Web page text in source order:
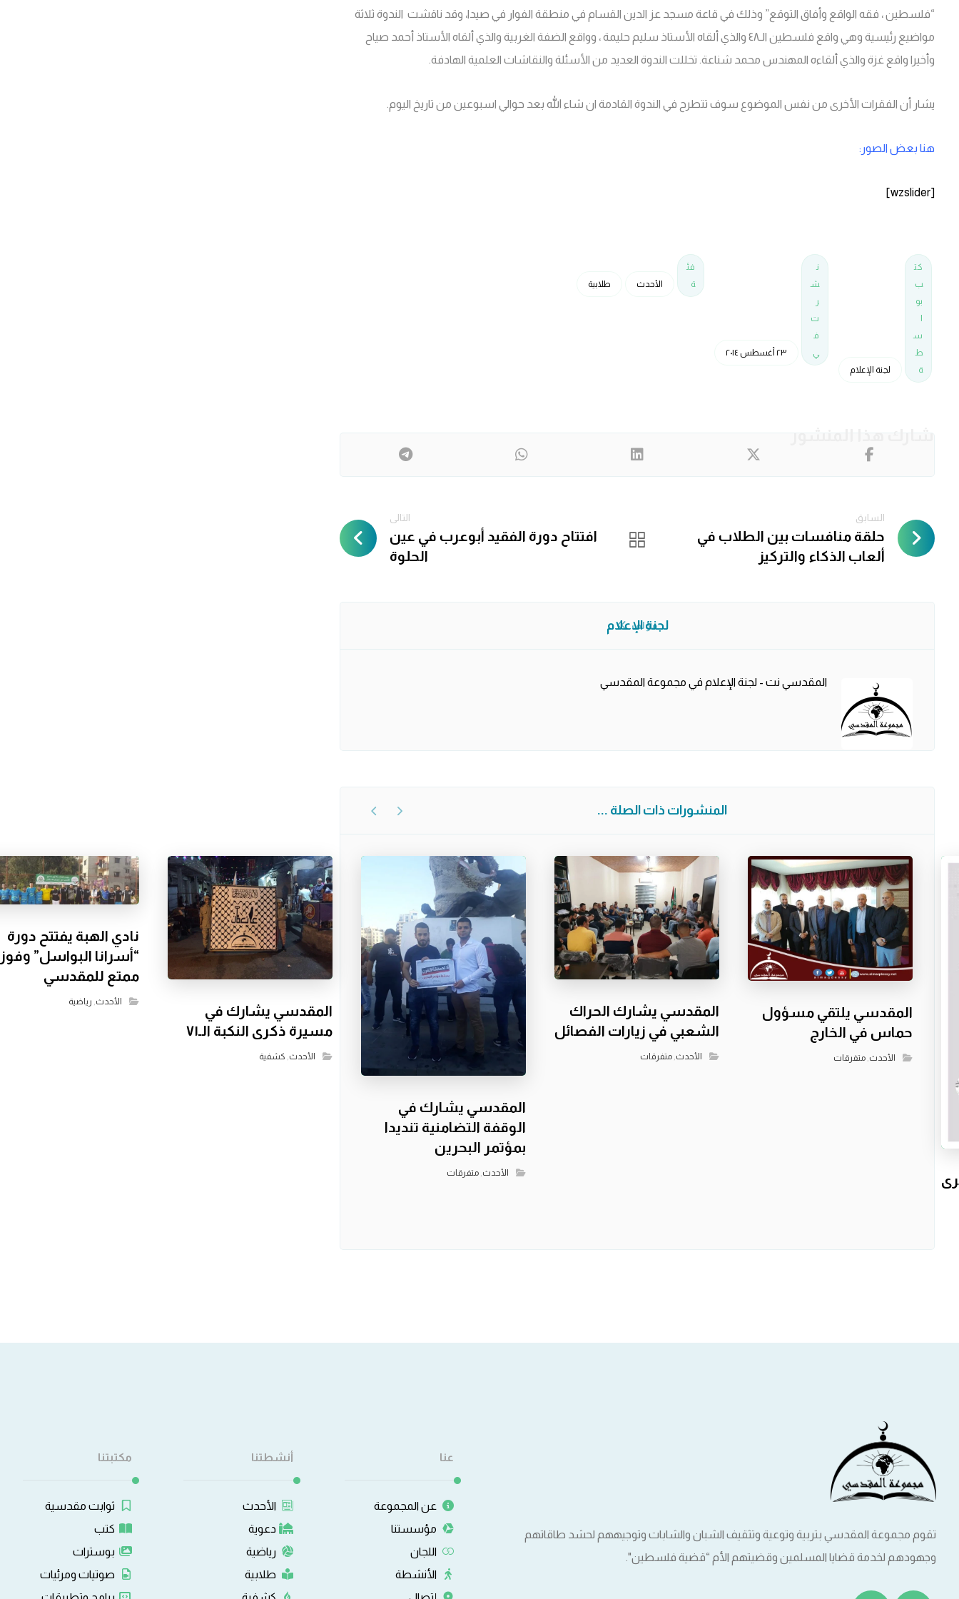
“فلسطين ، فقه الواقع وأفاق التوقع” وذلك في قاعة مسجد عز الدين القسام في منطقة الفوار في صيدا، وقد ناقشت الندوة ثلاثة
مواضيع رئيسية وهي واقع فلسطين الـ٤٨ والذي ألقاه الأستاذ سليم حليمة ، وواقع الضفة الغربية والذي ألقاه الأستاذ أحمد صياح
وأخيرا واقع غزة والذي ألقاءه المهندس محمد شناعة. تخللت الندوة العديد من الأسئلة والنقاشات العلمية الهادفة.
يشار أن الفقرات الأخرى من نفس الموضوع سوف تتطرح في الندوة القادمة ان شاء الله بعد حوالي اسبوعين من تاريخ اليوم.
هنا بعض الصور:
[wzslider]
كت
ب
بو
س
ط
ة
لجنة الإعلام
ن
ش
ر
ت
ف
ي
٢٣ أغسطس ٢٠١٤
فئ
ة
الأحدث طلابية
السابق
حلقة منافسات بين الطلاب في
ألعاب الذكاء والتركيز
التالى
افتتاح دورة الفقيد أبوعرب في عين
الحلوة
لجنة الإعلام
مؤلف
المقدسي نت - لجنة الإعلام في مجموعة المقدسي
المنشورات ذات الصلة ...
المقدسي يلتقي مسؤول
حماس في الخارج
الأحدث, متفرقات
المقدسي يشارك الحراك
الشعبي في زيارات الفصائل
الأحدث, متفرقات
المقدسي يشارك في
الوقفة التضامنية تنديدا
بمؤتمر البحرين
الأحدث, متفرقات
المقدسي يشارك في
مسيرة ذكرى النكبة الـ٧١
الأحدث, كشفية
نادي الهبة يفتتح دورة
“أسرانا البواسل” وفوز
ممتع للمقدسي
الأحدث رياضية
تقوم مجموعة المقدسي بتربية وتوعية وتثقيف الشبان والشابات وتوجيههم لحشد طاقاتهم
وجهودهم لخدمة قضايا المسلمين وقضيتهم الأم “قضية فلسطين".
عنا
عن المجموعة
مؤسستنا
اللجان
الأنشطة
أنشطتنا
الأحدث
دعوية
رياضية
طلابية
مكتبتنا
ثوابت مقدسية
كتب
بوسترات
صوتيات ومرئيات